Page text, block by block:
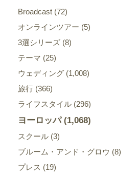
Broadcast (72)
オンラインツアー (5)
3選シリーズ (8)
テーマ (25)
ウェディング (1,008)
旅行 (366)
ライフスタイル (296)
ヨーロッパ(1,068)
スクール (3)
ブルーム・アンド・グロウ (8)
プレス (19)